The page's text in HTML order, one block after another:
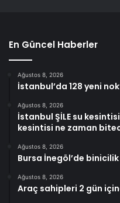
En Güncel Haberler
Ağustos 8, 2026
İstanbul’da 128 yeni
Ağustos 8, 2026
İstanbul ŞİLE su
kesintisi ne zaman
Ağustos 8, 2026
Bursa İnegöl’de
Ağustos 8, 2026
Araç sahipleri 2 gün